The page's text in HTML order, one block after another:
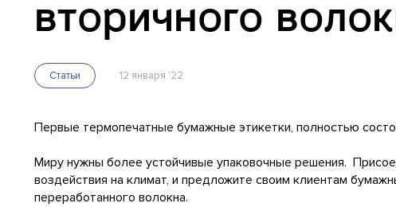
вторичного
Статьи 12 января '22
Первые термопечатные бумажные этикетки, полностью
Миру нужны более устойчивые упаковочные решения.
воздействия на климат, и предложите своим клиентам
переработанного волокна.